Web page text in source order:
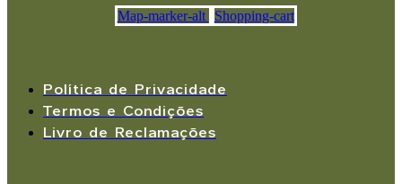
Map-marker-alt Shopping-cart
Política de Privacidade
Termos e Condições
Livro de Reclamações